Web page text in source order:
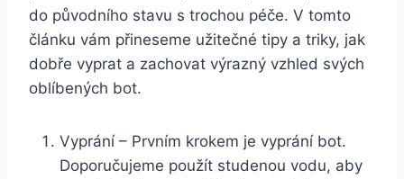
do⁤ původního stavu s trochou péče. V ‌tomto
článku vám ⁤přineseme užitečné⁢ tipy a triky, jak
dobře ⁤vyprat a zachovat výrazný vzhled svých
oblíbených bot.
Vyprání – ‌Prvním krokem ‍je vyprání⁣ bot.
Doporučujeme ⁣použít studenou vodu, aby⁣